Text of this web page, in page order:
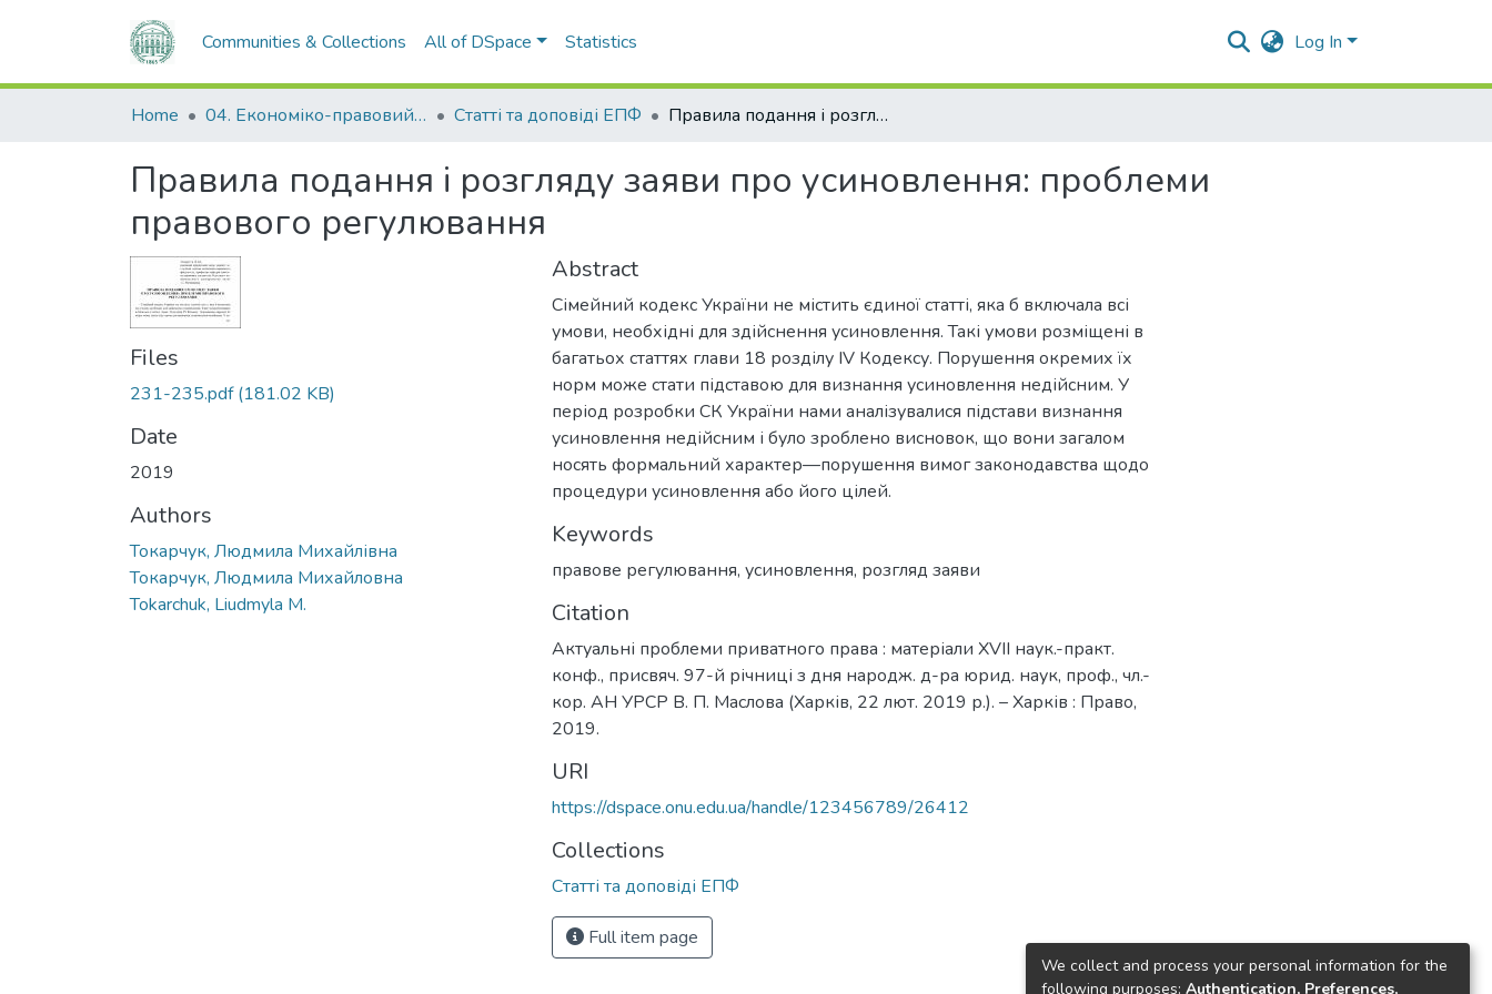
Communities & Collections All of DSpace Statistics Log In
Home 04. Економіко-правовий факультет Статті та доповіді ЕПФ Правила подання і розгляду заяви про усиновлення: проблеми правового регулювання
Правила подання і розгляду заяви про усиновлення: проблеми
правового регулювання
Files
231-235.pdf(181.02 KB)
Date
2019
Authors
Токарчук, Людмила Михайлівна
Токарчук, Людмила Михайловна
Tokarchuk, Liudmyla M.
Abstract
Сімейний кодекс України не містить єдиної статті, яка б включала всі
умови, необхідні для здійснення усиновлення. Такі умови розміщені в
багатьох статтях глави 18 розділу IV Кодексу. Порушення окремих їх
норм може стати підставою для визнання усиновлення недійсним. У
період розробки СК України нами аналізувалися підстави визнання
усиновлення недійсним і було зроблено висновок, що вони загалом
носять формальний характер—порушення вимог законодавства щодо
процедури усиновлення або його цілей.
Keywords
правове регулювання, усиновлення, розгляд заяви
Citation
Актуальні проблеми приватного права : матеріали XVII наук.-практ.
конф., присвяч. 97-й річниці з дня народж. д-ра юрид. наук, проф., чл.-
кор. АН УРСР В. П. Маслова (Харків, 22 лют. 2019 р.). – Харків : Право,
2019.
URI
https://dspace.onu.edu.ua/handle/123456789/26412
Collections
Статті та доповіді ЕПФ
Full item page
We collect and process your personal information for the
following purposes: Authentication, Preferences,